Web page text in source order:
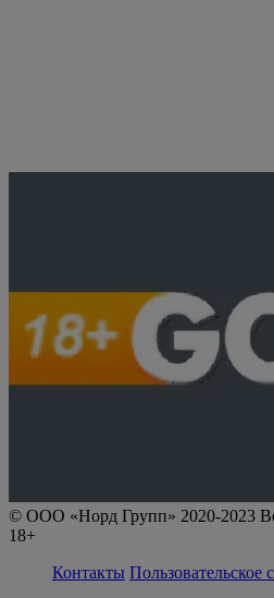
© ООО «Норд Групп» 2020-2023
18+
Контакты Пользовательское